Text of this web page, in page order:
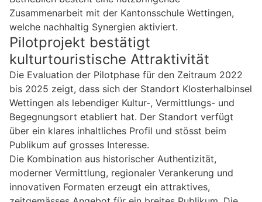
Zusammenarbeit mit der Kantonsschule Wettingen,
welche nachhaltig Synergien aktiviert.
Pilotprojekt bestätigt
kulturtouristische Attraktivität
Die Evaluation der Pilotphase für den Zeitraum 2022
bis 2025 zeigt, dass sich der Standort Klosterhalbinsel
Wettingen als lebendiger Kultur-, Vermittlungs- und
Begegnungsort etabliert hat. Der Standort verfügt
über ein klares inhaltliches Profil und stösst beim
Publikum auf grosses Interesse.
Die Kombination aus historischer Authentizität,
moderner Vermittlung, regionaler Verankerung und
innovativen Formaten erzeugt ein attraktives,